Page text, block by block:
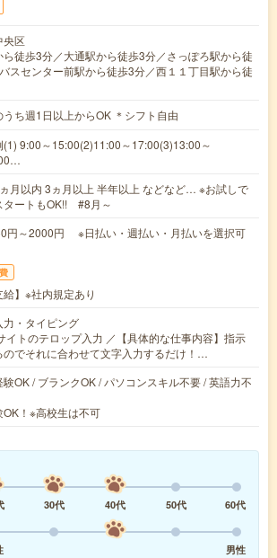
央区
ら徒歩3分／大通駅から徒歩3分／さっぽろ駅から徒
スセンター前駅から徒歩3分／西１１丁目駅から徒
うち週1日以上からOK ＊シフト自由
(1) 9:00～15:00(2)11:00～17:00(3)13:00～
月以内 3ヵ月以上 半年以上 などなど… ※お試しで
タートもOK!! #8月～
円～2000円 ※日払い・週払い・月払いを選択可
給】※社内規定あり
力・タイピング
イトのテロップ入力 ／【具体的な仕事内容】指示
のでそれに合わせて文字入力するだけ！…
OK / ブランクOK / パソコンスキル不要 / 英語力不
OK！※高校生は不可
30代 40代 50代
60代
男性